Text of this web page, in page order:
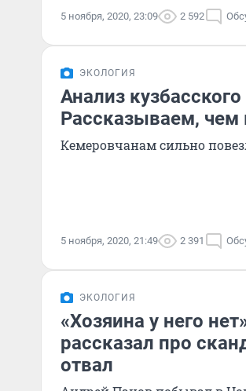
5 ноября, 2020, 23:09 2 592
ЭКОЛОГИЯ
Анализ
Рассказываем,
Кемеровчанам сильно
5 ноября, 2020, 21:49 2 391
ЭКОЛОГИЯ
«Хозяина у него
рассказал про
отвал